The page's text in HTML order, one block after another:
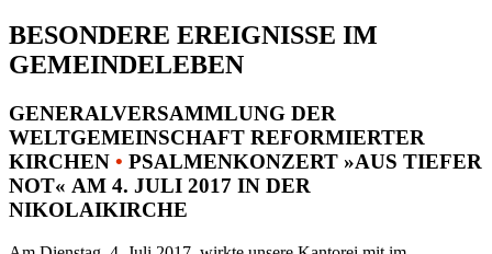
BESONDERE EREIGNISSE IM
GEMEINDELEBEN
GENERALVERSAMMLUNG DER
WELTGEMEINSCHAFT REFORMIERTER
KIRCHEN • PSALMENKONZERT »AUS TIEFER
NOT« AM 4. JULI 2017 IN DER
NIKOLAIKIRCHE